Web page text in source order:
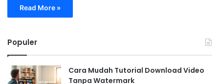
Read More »
Populer
Cara Mudah Tutorial Download Video
Tanpa Watermark